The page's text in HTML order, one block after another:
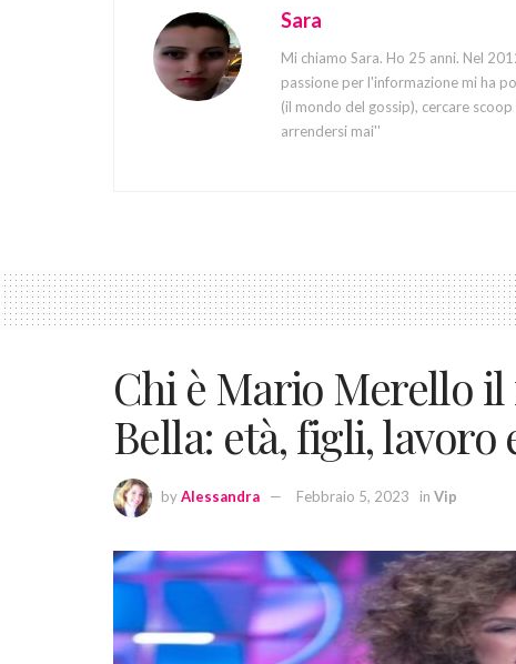
Sara
Mi chiamo Sara. Ho 25 anni. Nel
passione per l'informazione mi ha
(il mondo del gossip), cercare
arrendersi mai''
Chi è Mario Merello
Bella: età, figli, lavoro
byAlessandra Febbraio 5, 2023 in Vip